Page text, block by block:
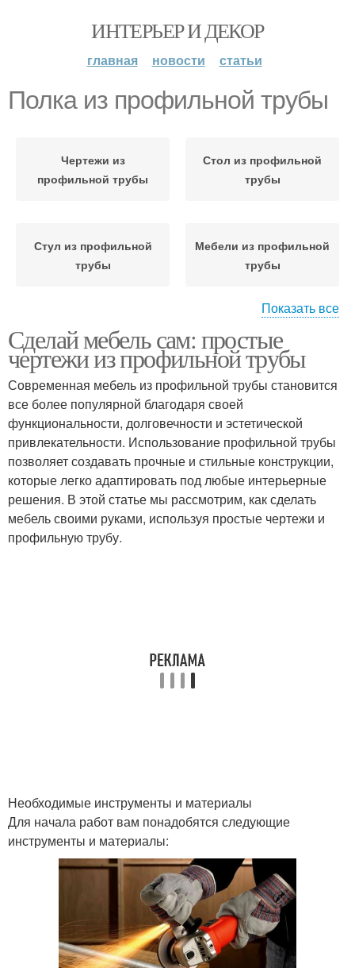
ИНТЕРЬЕР И ДЕКОР
главная новости статьи
Полка из профильной трубы
Чертежи из
профильной трубы
Стол из профильной
трубы
Стул из профильной
трубы
Мебели из профильной
трубы
Профильные трубы Трубы для мебели
Показать все
Сделай мебель сам: простые
чертежи из профильной трубы
Современная мебель из профильной трубы становится
все более популярной благодаря своей
функциональности, долговечности и эстетической
привлекательности. Использование профильной трубы
позволяет создавать прочные и стильные конструкции,
которые легко адаптировать под любые интерьерные
решения. В этой статье мы рассмотрим, как сделать
мебель своими руками, используя простые чертежи и
профильную трубу.
Необходимые инструменты и материалы
Для начала работ вам понадобятся следующие
инструменты и материалы: